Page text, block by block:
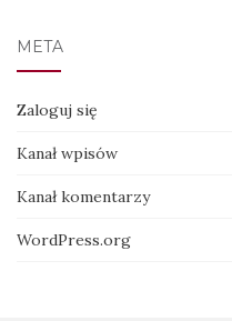
META
Zaloguj się
Kanał wpisów
Kanał komentarzy
WordPress.org